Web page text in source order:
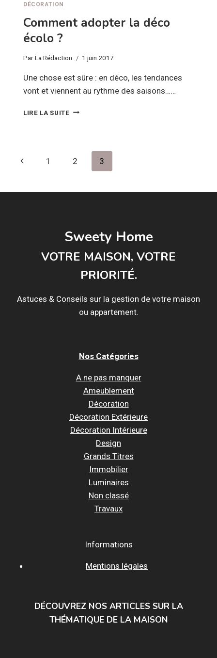
DÉCORATION
Comment adopter la déco
écolo ?
ParLa Rédaction 1 juin 2017
Une chose est sûre : en déco, les tendances
vont et viennent au rythme des saisons……
LIRE LA SUITECOMMENT
ÉCOLO
?
Navigation
page
Page
1 2 3
Sweety Home
VOTRE MAISON, VOTRE
PRIORITÉ.
Astuces & Conseils sur la gestion de votre maison
ou appartement.
Nos Catégories
A ne pas manquer
Ameublement
Décoration
Décoration Extérieure
Décoration Intérieure
Design
Grands Titres
Immobilier
Luminaires
Non classé
Travaux
Informations
Mentions légales
DÉCOUVREZ NOS ARTICLES SUR LA
THÉMATIQUE DE LA MAISON